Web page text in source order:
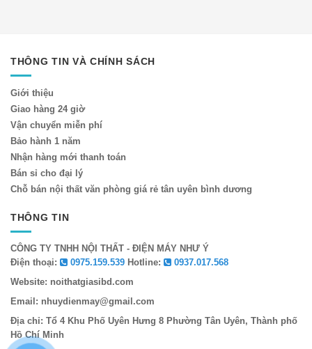
THÔNG TIN VÀ CHÍNH SÁCH
Giới thiệu
Giao hàng 24 giờ
Vận chuyển miễn phí
Bảo hành 1 năm
Nhận hàng mới thanh toán
Bán sỉ cho đại lý
Chỗ bán nội thất văn phòng giá rẻ tân uyên bình dương
THÔNG TIN
CÔNG TY TNHH NỘI THẤT - ĐIỆN MÁY NHƯ Ý
Điện thoại:
0975.159.539 Hotline:
0937.017.568
Website: noithatgiasibd.com
Email: nhuydienmay@gmail.com
Địa chỉ: Tổ 4 Khu Phố Uyên Hưng 8 Phường Tân Uyên, Thành phố
Hồ Chí Minh